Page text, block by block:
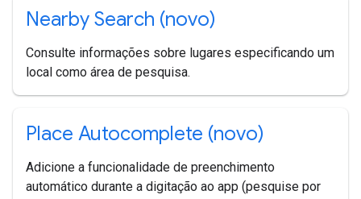
Nearby Search (novo)
Consulte informações sobre lugares especificando um
local como área de pesquisa.
Place Autocomplete (novo)
Adicione a funcionalidade de preenchimento
automático durante a digitação ao app (pesquise por